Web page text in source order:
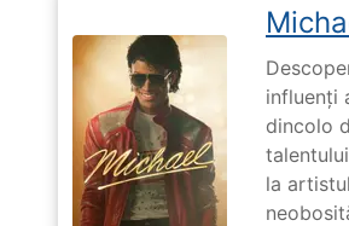
influenți
dincolo
la